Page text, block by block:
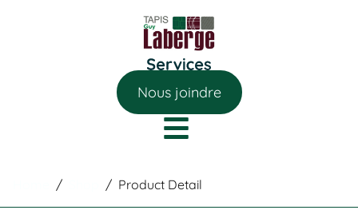
Nous joindre
/ / Product Detail